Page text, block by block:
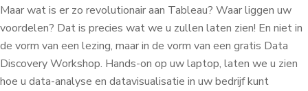
Maar wat is er zo revolutionair aan Tableau? Waar liggen uw
voordelen? Dat is precies wat we u zullen laten zien! En niet in
de vorm van een lezing, maar in de vorm van een gratis Data
Discovery Workshop. Hands-on op uw laptop, laten we u zien
hoe u data-analyse en datavisualisatie in uw bedrijf kunt